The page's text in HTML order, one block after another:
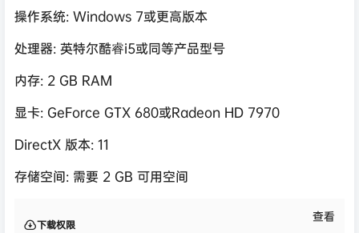
操作系统: Windows 7或更高版本
处理器: 英特尔酷睿i5或同等产品型号
内存: 2 GB RAM
显卡: GeForce GTX 680或Radeon HD 7970
DirectX 版本: 11
存储空间: 需要 2 GB 可用空间
下载权限
查看